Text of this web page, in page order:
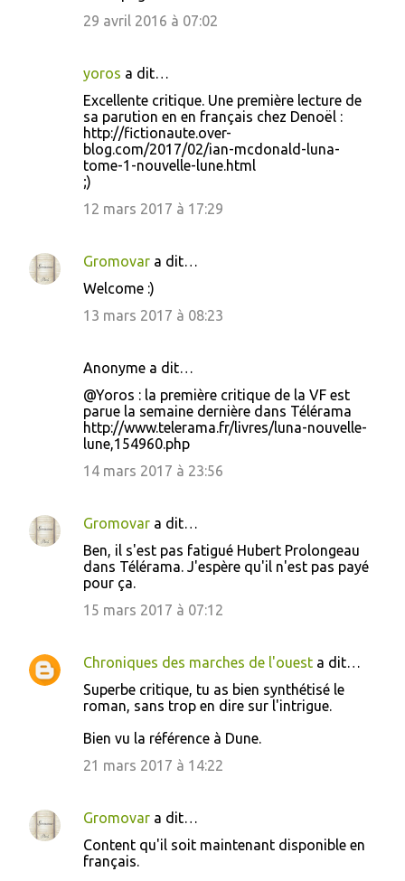
29 avril 2016 à 07:02
yoros a dit…
Excellente critique. Une première lecture de
sa parution en en français chez Denoël :
http://fictionaute.over-
blog.com/2017/02/ian-mcdonald-luna-
tome-1-nouvelle-lune.html
;)
12 mars 2017 à 17:29
Gromovar a dit…
Welcome :)
13 mars 2017 à 08:23
Anonyme a dit…
@Yoros : la première critique de la VF est
parue la semaine dernière dans Télérama
http://www.telerama.fr/livres/luna-nouvelle-
lune,154960.php
14 mars 2017 à 23:56
Gromovar a dit…
Ben, il s'est pas fatigué Hubert Prolongeau
dans Télérama. J'espère qu'il n'est pas payé
pour ça.
15 mars 2017 à 07:12
Chroniques des marches de l'ouest a dit…
Superbe critique, tu as bien synthétisé le
roman, sans trop en dire sur l'intrigue.
Bien vu la référence à Dune.
21 mars 2017 à 14:22
Gromovar a dit…
Content qu'il soit maintenant disponible en
français.